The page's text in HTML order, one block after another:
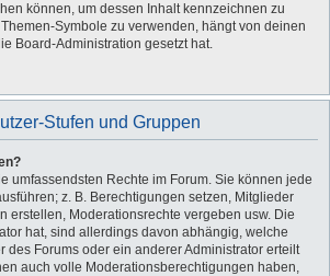
können, um dessen Inhalt kennzeichnen zu
Symbole zu verwenden, hängt von deinen
Board-Administration gesetzt hat.
Stufen und Gruppen
umfassendsten Rechte im Forum. Sie können jede
z. B. Berechtigungen setzen, Mitglieder
erstellen, Moderationsrechte vergeben usw. Die
hat, sind allerdings davon abhängig, welche
des Forums oder ein anderer Administrator erteilt
auch volle Moderationsberechtigungen haben,